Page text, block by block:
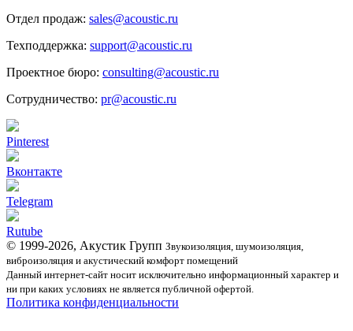
Отдел продаж: sales@acoustic.ru
Техподдержка: support@acoustic.ru
Проектное бюро: consulting@acoustic.ru
Сотрудничество: pr@acoustic.ru
Pinterest
Вконтакте
Telegram
Rutube
© 1999-2026, Акустик Групп Звукоизоляция, шумоизоляция,
виброизоляция и акустический комфорт помещений
Данный интернет-сайт носит исключительно информационный характер и
ни при каких условиях не является публичной офертой.
Политика конфиденциальности